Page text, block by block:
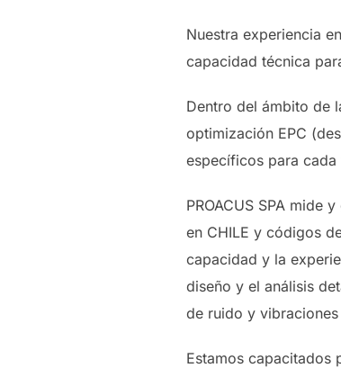
Nuestra experiencia
capacidad técnica
Dentro del ámbito de
optimización EPC
específicos para
PROACUS SPA mide
en CHILE y códigos
capacidad y la
diseño y el análisis
de ruido y
Estamos capacitados